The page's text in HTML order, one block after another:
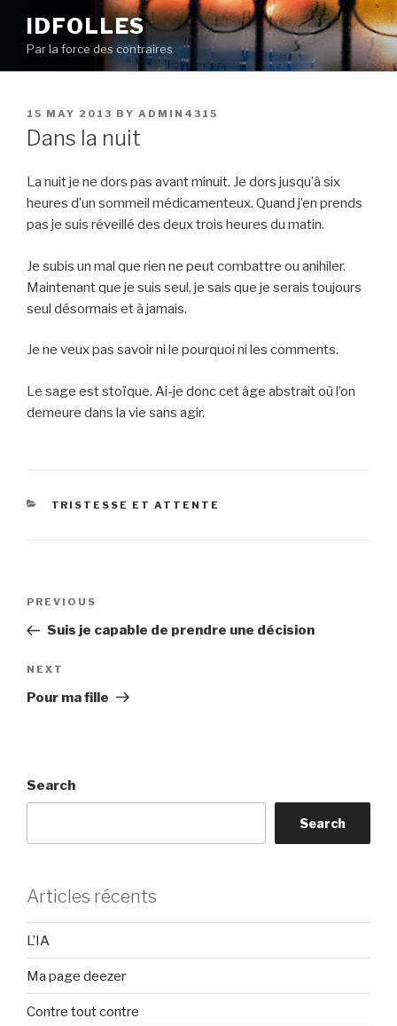
content
IDFOLLES
Par la force des contraires
POSTED
ON
15 MAY 2013 BY ADMIN4315
Dans la nuit
La nuit je ne dors pas avant minuit. Je dors jusqu’à six
heures d’un sommeil médicamenteux. Quand j’en prends
pas je suis réveillé des deux trois heures du matin.
Je subis un mal que rien ne peut combattre ou anihiler.
Maintenant que je suis seul, je sais que je serais toujours
seul désormais et à jamais.
Je ne veux pas savoir ni le pourquoi ni les comments.
Le sage est stoïque. Ai-je donc cet âge abstrait où l’on
demeure dans la vie sans agir.
CATEGORIES
TRISTESSE ET ATTENTE
Previous
Post
PREVIOUS
Suis je capable de prendre une décision
Next
Post
NEXT
Pour ma fille
Search
Search
Articles récents
L’IA
Ma page deezer
Contre tout contre